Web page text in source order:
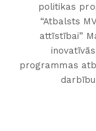
politikas
“Atbalsts
attīstībai”
programmas